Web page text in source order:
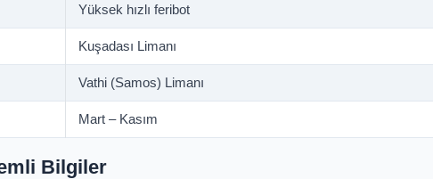
Yüksek hızlı feribot
Kuşadası Limanı
Vathi (Samos) Limanı
Mart – Kasım
Bilgiler